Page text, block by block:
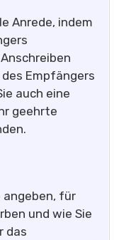
Anrede, indem
Empfängers
auch eine
geehrte
angeben, für
und wie Sie
das